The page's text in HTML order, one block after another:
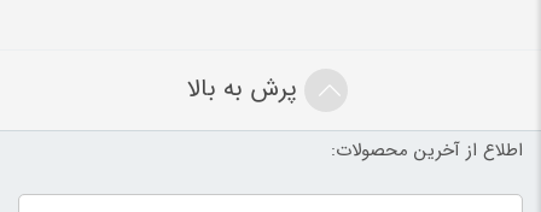
پرش به بالا
اطلاع از آخرین محصولات: